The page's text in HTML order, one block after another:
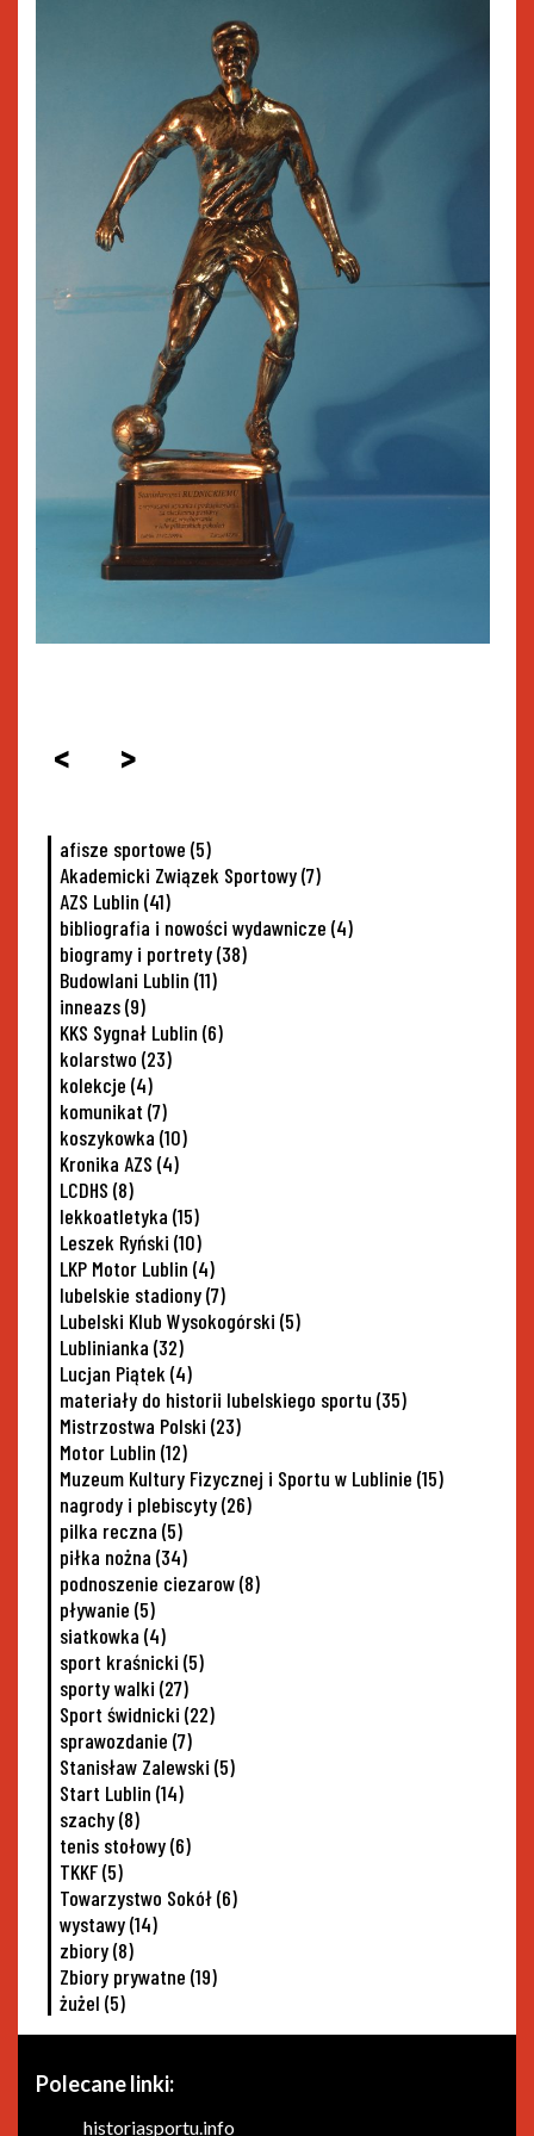
< >
afisze sportowe (5)
Akademicki Związek Sportowy(7)
AZS Lublin (41)
bibliografia i nowości wydawnicze (4)
biogramy i portrety(38)
Budowlani Lublin (11)
inneazs(9)
KKS Sygnał Lublin (6)
kolarstwo (23)
kolekcje (4)
komunikat (7)
koszykowka (10)
Kronika AZS (4)
LCDHS (8)
lekkoatletyka (15)
Leszek Ryński (10)
LKP Motor Lublin (4)
lubelskie stadiony(7)
Lubelski Klub Wysokogórski (5)
Lublinianka (32)
Lucjan Piątek (4)
materiały do historii lubelskiego sportu (35)
Mistrzostwa Polski (23)
Motor Lublin (12)
Muzeum Kultury Fizycznej i Sportu w Lublinie (15)
nagrody i plebiscyty(26)
pilka reczna (5)
piłka nożna (34)
podnoszenie ciezarow(8)
pływanie (5)
siatkowka (4)
sport kraśnicki (5)
sporty walki (27)
Sport świdnicki (22)
sprawozdanie (7)
Stanisław Zalewski (5)
Start Lublin (14)
szachy(8)
tenis stołowy(6)
TKKF(5)
Towarzystwo Sokół(6)
wystawy(14)
zbiory(8)
Zbiory prywatne (19)
żużel (5)
Polecane linki:
historiasportu.info